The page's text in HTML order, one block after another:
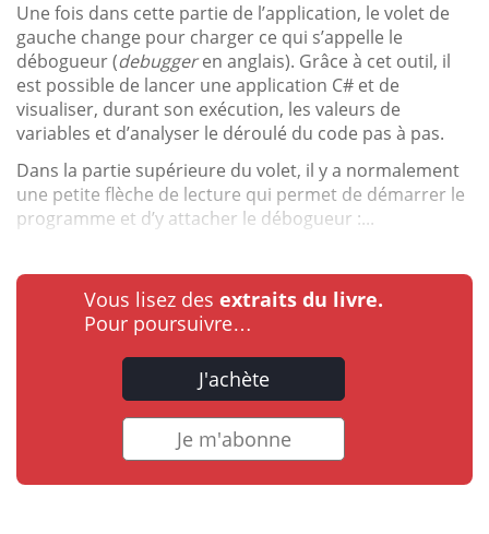
Une fois dans cette partie de l’application, le volet de
gauche change pour charger ce qui s’appelle le
débogueur (debuggeren anglais). Grâce à cet outil, il
est possible de lancer une application C# et de
visualiser, durant son exécution, les valeurs de
variables et d’analyser le déroulé du code pas à pas.
Dans la partie supérieure du volet, il y a normalement
une petite flèche de lecture qui permet de démarrer le
programme et d’y attacher le débogueur :...
Vous lisez des extraits du livre.
Pour poursuivre…
J'achète
Je m'abonne